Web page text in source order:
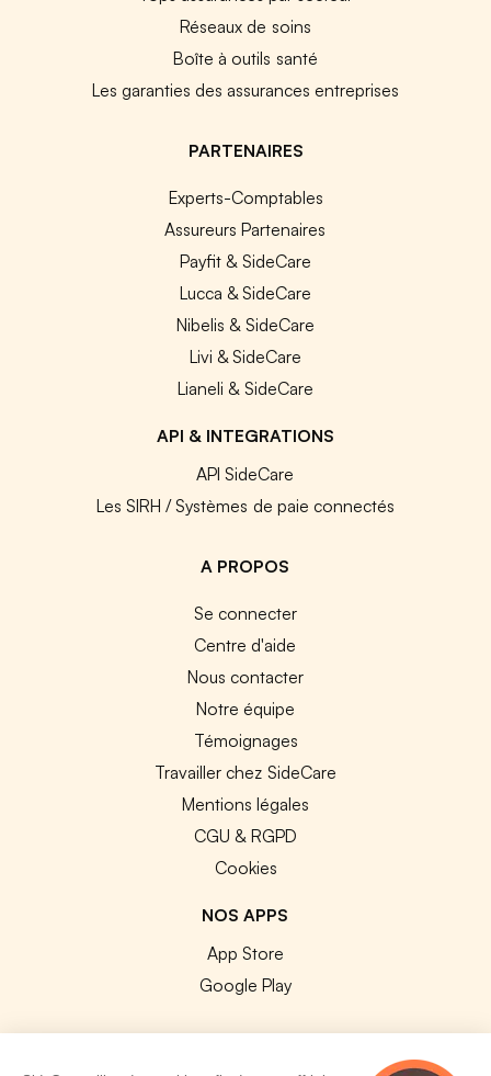
Réseaux de soins
Boîte à outils santé
Les garanties des assurances entreprises
PARTENAIRES
Experts-Comptables
Assureurs Partenaires
Payfit & SideCare
Lucca & SideCare
Nibelis & SideCare
Livi & SideCare
Lianeli & SideCare
API & INTEGRATIONS
API SideCare
Les SIRH / Systèmes de paie connectés
A PROPOS
Se connecter
Centre d'aide
Nous contacter
Notre équipe
Témoignages
Travailler chez SideCare
Mentions légales
CGU & RGPD
Cookies
NOS APPS
App Store
Google Play